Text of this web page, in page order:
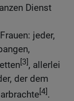
Dienst
jeder,
[3], allerlei
der dem
[4].